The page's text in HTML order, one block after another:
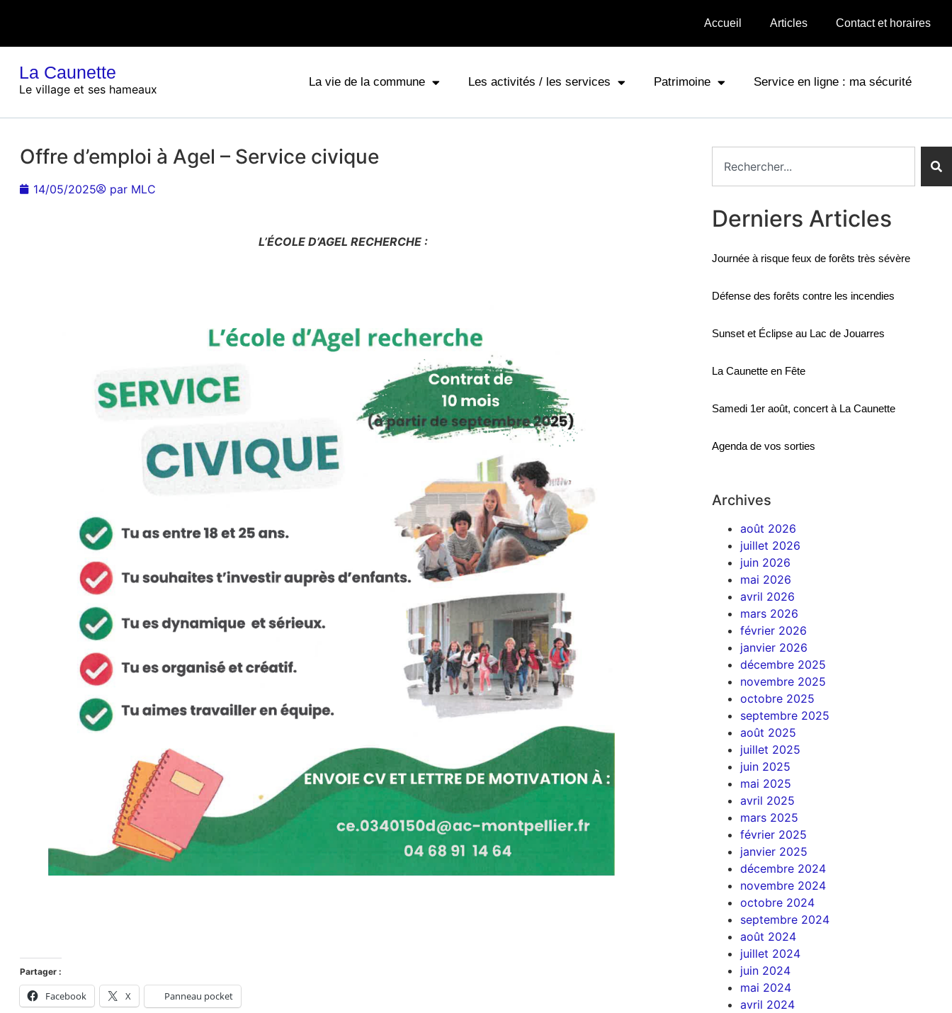
Accueil Articles Contact et horaires
La Caunette
Le village et ses hameaux
La vie de la commune Les activités / les services Patrimoine Service en ligne : ma sécurité
Offre d’emploi à Agel – Service civique
14/05/2025 par MLC
L’ÉCOLE D’AGEL RECHERCHE :
Partager :
Facebook X Panneau pocket
Derniers Articles
Journée à risque feux de forêts très sévère
Défense des forêts contre les incendies
Sunset et Éclipse au Lac de Jouarres
La Caunette en Fête
Samedi 1er août, concert à La Caunette
Agenda de vos sorties
Archives
août 2026
juillet 2026
juin 2026
mai 2026
avril 2026
mars 2026
février 2026
janvier 2026
décembre 2025
novembre 2025
octobre 2025
septembre 2025
août 2025
juillet 2025
juin 2025
mai 2025
avril 2025
mars 2025
février 2025
janvier 2025
décembre 2024
novembre 2024
octobre 2024
septembre 2024
août 2024
juillet 2024
juin 2024
mai 2024
avril 2024